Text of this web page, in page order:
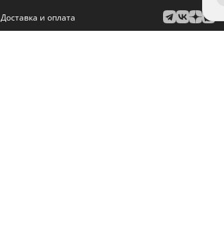
Доставка и оплата